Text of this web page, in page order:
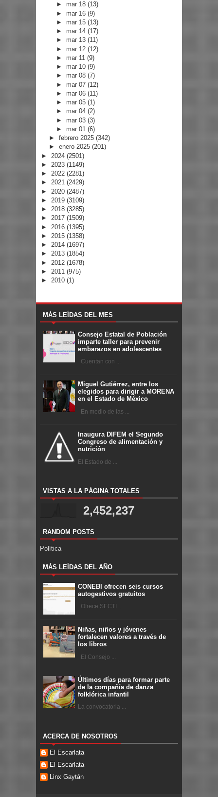
► mar 18(13)
► mar 16(9)
► mar 15(13)
► mar 14(17)
► mar 13(11)
► mar 12(12)
► mar 11(9)
► mar 10(9)
► mar 08(7)
► mar 07(12)
► mar 06(11)
► mar 05(1)
► mar 04(2)
► mar 03(3)
► mar 01(6)
► febrero 2025 (342)
► enero 2025 (201)
► 2024 (2501)
► 2023 (1149)
► 2022 (2281)
► 2021 (2429)
► 2020 (2487)
► 2019 (3109)
► 2018 (3285)
► 2017 (1509)
► 2016 (1395)
► 2015 (1358)
► 2014 (1697)
► 2013 (1854)
► 2012 (1678)
► 2011 (975)
► 2010 (1)
MÁS LEÍDAS DEL MES
Consejo Estatal de Población
imparte taller para prevenir
embarazos en adolescentes
Cuentan con ...
Miguel Gutiérrez, entre los
elegidos para dirigir a MORENA
en el Estado de México
En medio de las ...
Inaugura DIFEM el Segundo
Congreso de alimentación y
nutrición
El Estado de ...
VISTAS A LA PÁGINA TOTALES
2,452,237
RANDOM POSTS
Política
MÁS LEÍDAS DEL AÑO
CONEBI ofrecen seis cursos
autogestivos gratuitos
Ofrece SECTI ...
Niñas, niños y jóvenes
fortalecen valores a través de
los libros
El Consejo ...
Últimos días para formar parte
de la compañía de danza
folklórica infantil
La convocatoria ...
ACERCA DE NOSOTROS
El Escarlata
El Escarlata
Linx Gaytán